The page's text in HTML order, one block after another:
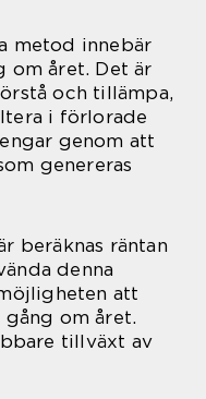
metod innebär
om året. Det är
och tillämpa,
i förlorade
genom att
genereras
beräknas räntan
denna
att
gång om året.
tillväxt av